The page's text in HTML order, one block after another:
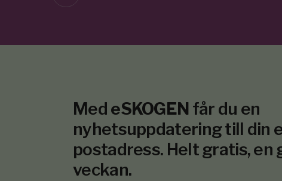
Med eSKOGEN får du en
nyhetsuppdatering till din
postadress. Helt gratis, en
veckan.